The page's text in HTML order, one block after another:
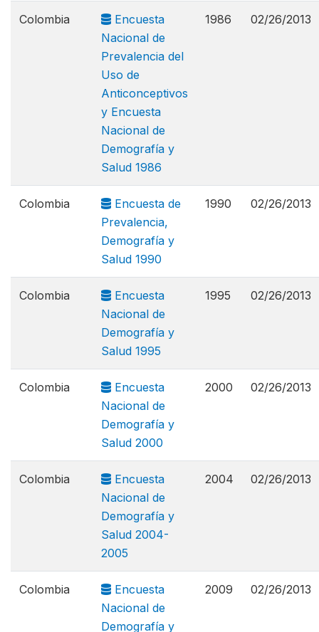
Colombia
Encuesta
Nacional de
Prevalencia del
Uso de
Anticonceptivos
y Encuesta
Nacional de
Demografía y
Salud 1986
1986 02/26/2013
Colombia
Encuesta de
Prevalencia,
Demografía y
Salud 1990
1990 02/26/2013
Colombia
Encuesta
Nacional de
Demografía y
Salud 1995
1995 02/26/2013
Colombia
Encuesta
Nacional de
Demografía y
Salud 2000
2000 02/26/2013
Colombia
Encuesta
Nacional de
Demografía y
Salud 2004-
2005
2004 02/26/2013
Colombia
Encuesta
Nacional de
Demografía y
2009 02/26/2013